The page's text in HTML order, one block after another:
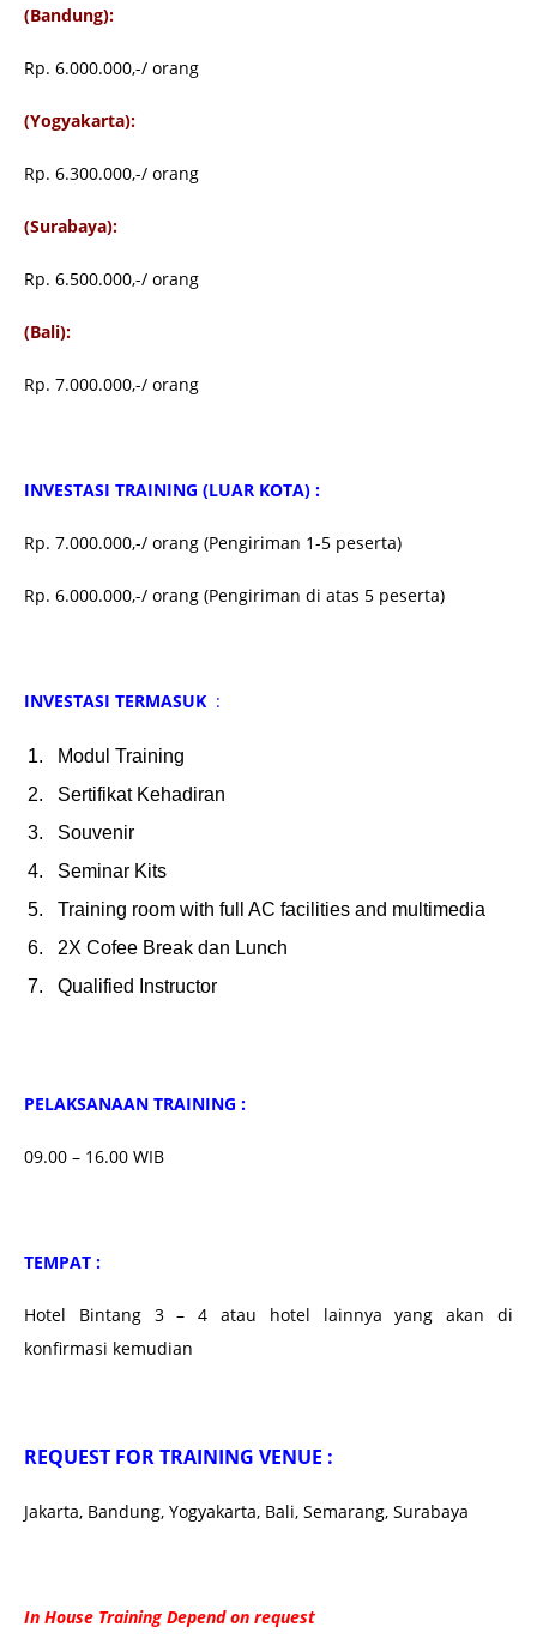
(Bandung):
Rp. 6.000.000,-/ orang
(Yogyakarta):
Rp. 6.300.000,-/ orang
(Surabaya):
Rp. 6.500.000,-/ orang
(Bali):
Rp. 7.000.000,-/ orang
INVESTASI TRAINING (LUAR KOTA) :
Rp. 7.000.000,-/ orang (Pengiriman 1-5 peserta)
Rp. 6.000.000,-/ orang (Pengiriman di atas 5 peserta)
INVESTASI TERMASUK :
Modul Training
Sertifikat Kehadiran
Souvenir
Seminar Kits
Training room with full AC facilities and multimedia
2X Cofee Break dan Lunch
Qualified Instructor
PELAKSANAAN TRAINING :
09.00 – 16.00 WIB
TEMPAT :
Hotel Bintang 3 – 4 atau hotel lainnya yang akan di
konfirmasi kemudian
REQUEST FOR TRAINING VENUE :
Jakarta, Bandung, Yogyakarta, Bali, Semarang, Surabaya
In House Training Depend on request